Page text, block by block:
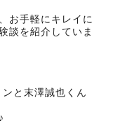
お手軽にキレイに
談を紹介していま
と末澤誠也くん